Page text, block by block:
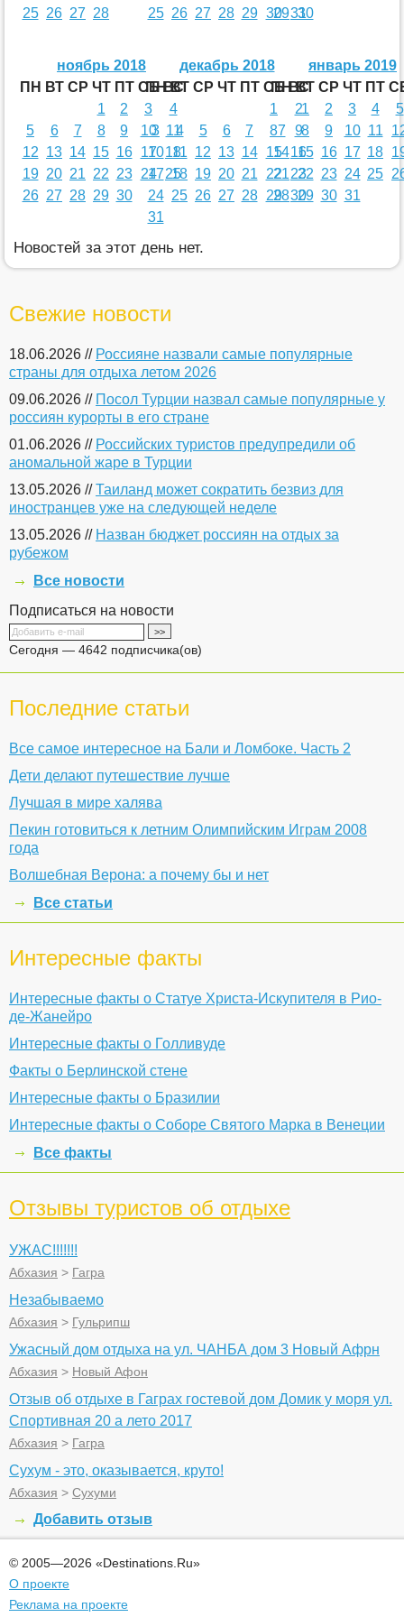
25 26 27 28
25 26 27 28 29 30 31
29 30
ноябрь 2018
ПН ВТ СР ЧТ ПТ СБ ВС
1
2 3
4
5
6 7 8 9 10
11
12 13 14 15 16 17
18
19 20 21 22 23 24
25
26 27 28 29 30
декабрь 2018
ПН ВТ СР ЧТ ПТ СБ ВС
1
2
3
4 5 6 7 8
9
10 11 12 13 14 15
16
17 18 19 20 21 22
23
24 25 26 27 28 29 30
31
январь 2019
ПН ВТ СР ЧТ ПТ
1
2 3 4
5
7
8 9 10 11
14 15 16 17 18
21 22 23 24 25
28 29 30 31
Новостей за этот день нет.
Свежие новости
18.06.2026 // Россияне назвали самые популярные
страны для отдыха летом 2026
09.06.2026 // Посол Турции назвал самые популярные у
россиян курорты в его стране
01.06.2026 // Российских туристов предупредили об
аномальной жаре в Турции
13.05.2026 //Таиланд может сократить безвиз для
иностранцев уже на следующей неделе
13.05.2026 // Назван бюджет россиян на отдых за
рубежом
Все новости
Подписаться на новости
Сегодня — 4642 подписчика(ов)
Последние статьи
Все самое интересное на Бали и Ломбоке. Часть 2
Дети делают путешествие лучше
Лучшая в мире халява
Пекин готовиться к летним Олимпийским Играм 2008
года
Волшебная Верона: а почему бы и нет
Все статьи
Интересные факты
Интересные факты о Статуе Христа-Искупителя в Рио-
де-Жанейро
Интересные факты о Голливуде
Факты о Берлинской стене
Интересные факты о Бразилии
Интересные факты о Соборе Святого Марка в Венеции
Все факты
Отзывы туристов об отдыхе
УЖАС!!!!!!!
Абхазия > Гагра
Незабываемо
Абхазия > Гульрипш
Ужасный дом отдыха на ул. ЧАНБА дом 3 Новый Афрн
Абхазия > Новый Афон
Отзыв об отдыхе в Гаграх гостевой дом Домик у моря ул.
Спортивная 20 а лето 2017
Абхазия > Гагра
Сухум - это, оказывается, круто!
Абхазия > Сухуми
Добавить отзыв
© 2005—2026 «Destinations.Ru»
О проекте
Реклама на проекте